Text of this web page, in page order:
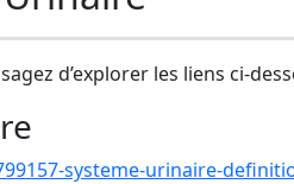
d’explorer les liens ci-
systeme-urinaire-